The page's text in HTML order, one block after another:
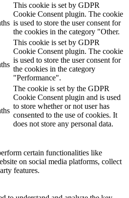
This cookie is set by GDPR
Cookie Consent plugin. The cookie
is used to store the user consent for
the cookies in the category "Other.
This cookie is set by GDPR
Cookie Consent plugin. The cookie
is used to store the user consent for
the cookies in the category
"Performance".
The cookie is set by the GDPR
Cookie Consent plugin and is used
to store whether or not user has
consented to the use of cookies. It
does not store any personal data.
certain functionalities like
on social media platforms, collect
features.